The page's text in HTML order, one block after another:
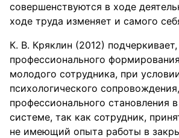
совершенствуются в ходе
ходе труда изменяет и самого
К. В. Кряклин (2012)
профессионального
молодого сотрудника, при
психологического
профессионального становления
системе, так как сотрудник,
не имеющий опыта работы в